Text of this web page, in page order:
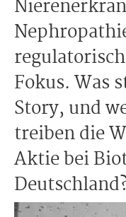
Fokus. Was
Story, und
treiben die
Aktie bei